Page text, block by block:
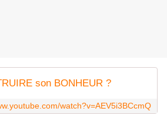
son BONHEUR ?
watch?v=AEV5i3BCcmQ